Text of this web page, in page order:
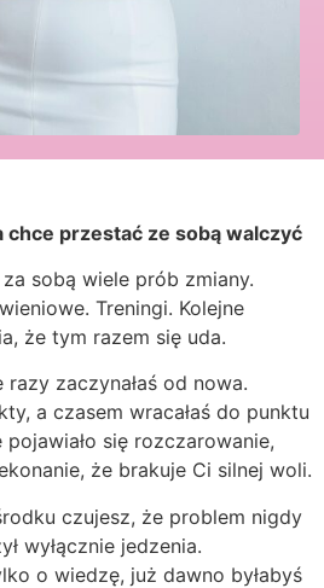
przestać ze sobą walczyć
sobą wiele prób zmiany.
Treningi. Kolejne
że tym razem się uda.
razy zaczynałaś od nowa.
a czasem wracałaś do punktu
się rozczarowanie,
że brakuje Ci silnej woli.
czujesz, że problem nigdy
wyłącznie jedzenia.
o wiedzę, już dawno byłabyś